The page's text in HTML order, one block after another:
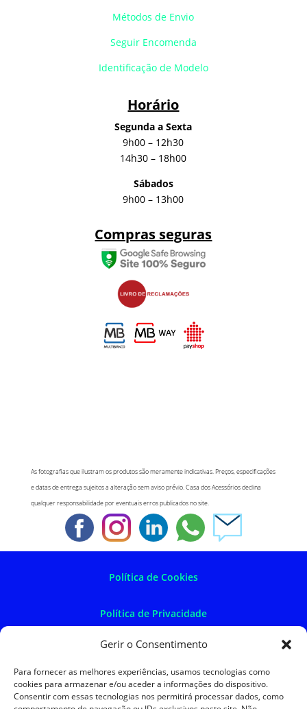
Gerir o Consentimento
Para fornecer as melhores experiências, usamos tecnologias como
cookies para armazenar e/ou aceder a informações do dispositivo.
Consentir com essas tecnologias nos permitirá processar dados, como
Métodos de Envio
Seguir Encomenda
Identificação de Modelo
Horário
Segunda a Sexta
9h00 – 12h30
14h30 – 18h00
Sábados
9h00 – 13h00
Compras seguras
As fotografias que ilustram os produtos são meramente indicativas. Preços, especificações
e datas de entrega sujeitos a alteração sem aviso prévio. Casa dos Acessórios declina
qualquer responsabilidade por eventuais erros publicados no site.
Política de Cookies
Política de Privacidade
Política de Devoluções
Termos e Condições